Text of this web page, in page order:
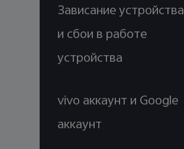
Зависание устройства
и сбои в работе
устройства
vivo аккаунт и Google
аккаунт